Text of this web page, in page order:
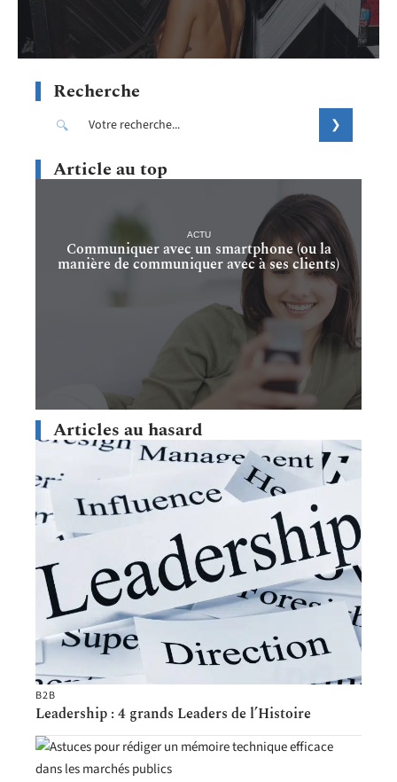
Recherche
Article au top
ACTU
Communiquer avec un smartphone (ou la
manière de communiquer avec à ses clients)
Articles au hasard
B2B
Leadership : 4 grands Leaders de l’Histoire